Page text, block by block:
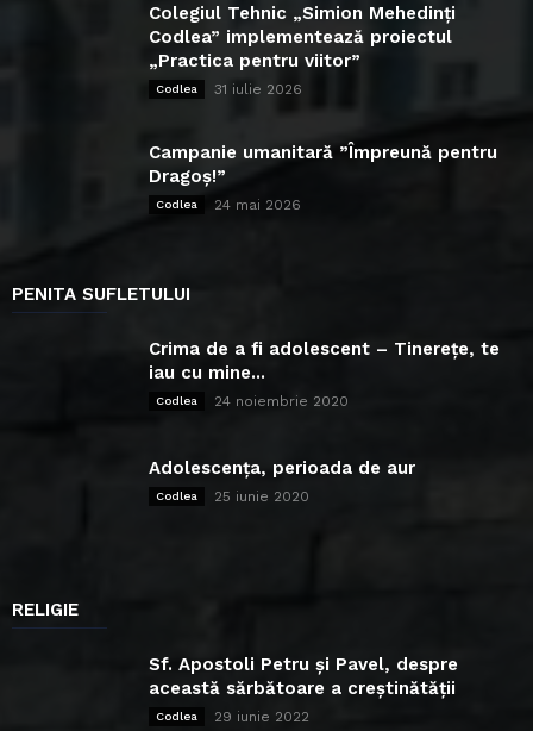
Colegiul Tehnic „Simion Mehedinți
Codlea” implementează proiectul
„Practica pentru viitor”
Codlea 31 iulie 2026
Campanie umanitară ”Împreună pentru
Dragoș!”
Codlea 24 mai 2026
PENITA SUFLETULUI
Crima de a fi adolescent – Tinerețe, te
iau cu mine...
Codlea 24 noiembrie 2020
Adolescența, perioada de aur
Codlea 25 iunie 2020
RELIGIE
Sf. Apostoli Petru și Pavel, despre
această sărbătoare a creștinătății
Codlea 29 iunie 2022